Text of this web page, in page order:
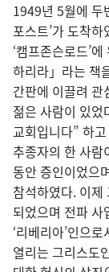
1949년 5월에 두
포스트’가 도착
‘캠프존슨로드’
하리라」라는 책
간판에 이끌려 관
젊은 사람이 있었
교회입니다” 하
추종자의 한 사람
동안 증인이었으
참석하였다. 이제
되었으며 전파
‘리베리아’인으
열리는 그리스도